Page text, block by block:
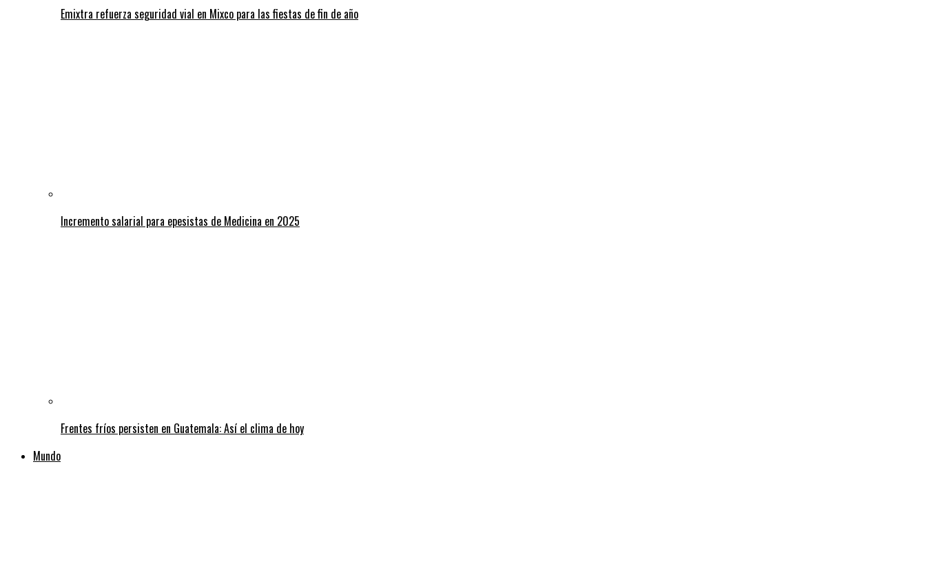
Emixtra refuerza seguridad vial en Mixco para las fiestas de fin de año
Incremento salarial para epesistas de Medicina en 2025
Frentes fríos persisten en Guatemala: Así el clima de hoy
Mundo